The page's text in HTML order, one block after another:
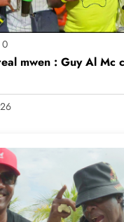
0
mwen : Guy Al Mc